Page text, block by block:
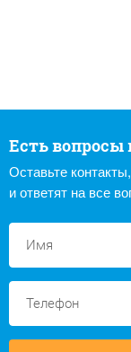
Есть вопросы
Оставьте
и ответят на все